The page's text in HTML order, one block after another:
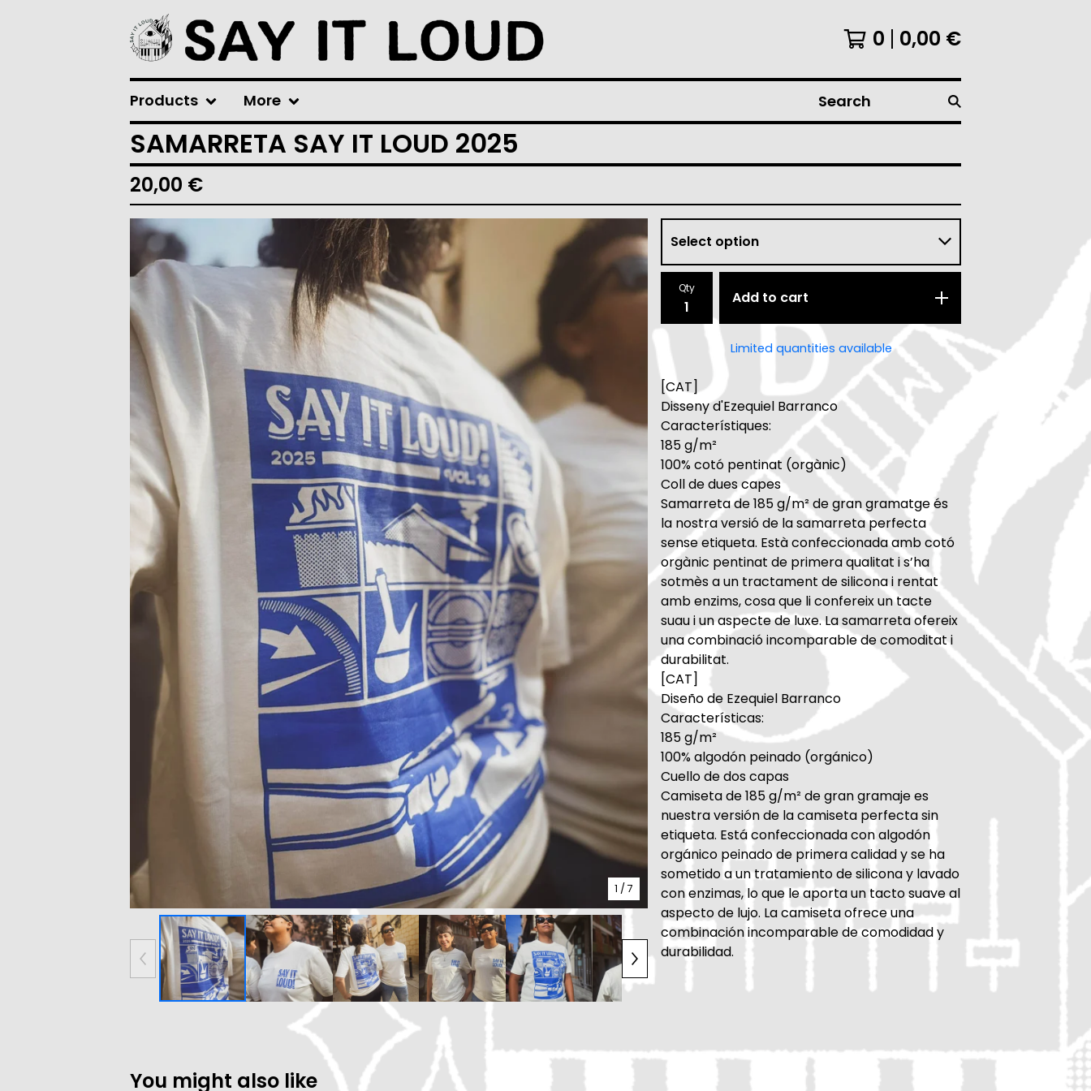
0 0,00 €
Products More Search
SAMARRETA SAY IT LOUD 2025
20,00 €
1 / 7
Qty
Add to cart
Limited quantities available
[CAT]
Disseny d'Ezequiel Barranco
Característiques:
185 g/m²
100% cotó pentinat (orgànic)
Coll de dues capes
Samarreta de 185 g/m² de gran gramatge és
la nostra versió de la samarreta perfecta
sense etiqueta. Està confeccionada amb cotó
orgànic pentinat de primera qualitat i s’ha
sotmès a un tractament de silicona i rentat
amb enzims, cosa que li confereix un tacte
suau i un aspecte de luxe. La samarreta ofereix
una combinació incomparable de comoditat i
durabilitat.
[CAT]
Diseño de Ezequiel Barranco
Características:
185 g/m²
100% algodón peinado (orgánico)
Cuello de dos capas
Camiseta de 185 g/m² de gran gramaje es
nuestra versión de la camiseta perfecta sin
etiqueta. Está confeccionada con algodón
orgánico peinado de primera calidad y se ha
sometido a un tratamiento de silicona y lavado
con enzimas, lo que le aporta un tacto suave al
aspecto de lujo. La camiseta ofrece una
combinación incomparable de comodidad y
durabilidad.
You might also like